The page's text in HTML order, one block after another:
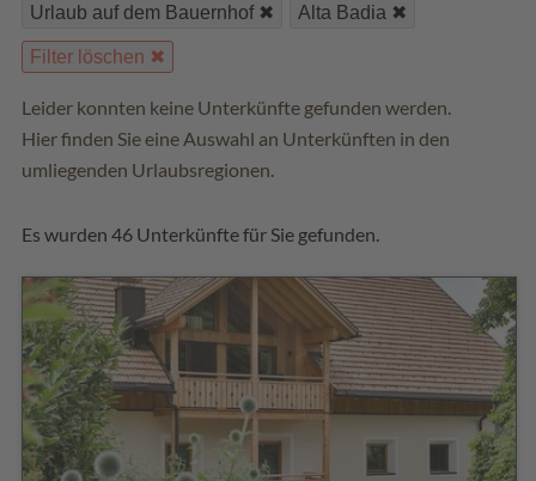
Urlaub auf dem Bauernhof Alta Badia
Filter löschen
Leider konnten keine Unterkünfte gefunden werden.
Hier finden Sie eine Auswahl an Unterkünften in den
umliegenden Urlaubsregionen.
Es wurden 46 Unterkünfte für Sie gefunden.